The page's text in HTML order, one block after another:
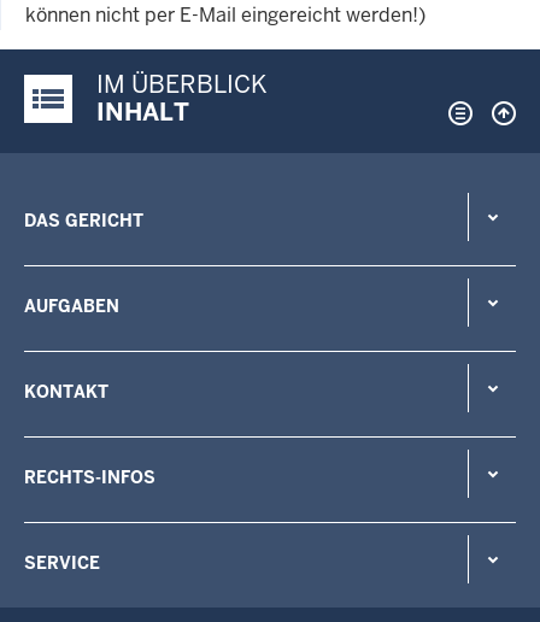
können nicht per E-Mail eingereicht werden!)
Justiz-Portal im Überblick:
IM ÜBERBLICK
INHALT
DAS GERICHT
AUFGABEN
KONTAKT
RECHTS-INFOS
SERVICE